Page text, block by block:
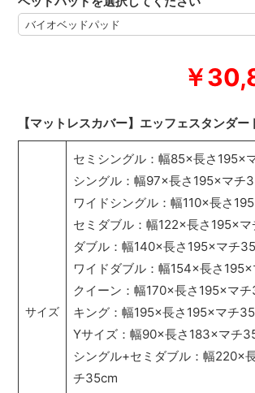
￥
【マットレスカバー】エッフェスタンダー
サイズ
セミシングル：幅85×長さ195×
シングル：幅97×長さ195×マチ
ワイドシングル：幅110×長さ
セミダブル：幅122×長さ195×
ダブル：幅140×長さ195×マチ
ワイドダブル：幅154×長さ
クイーン：幅170×長さ195×マ
キング：幅195×長さ195×マチ
Yサイズ：幅90×長さ183×マチ
シングル+セミダブル：幅220×
チ35cm